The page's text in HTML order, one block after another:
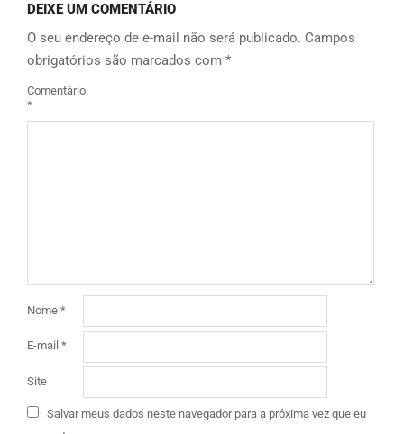
DEIXE UM COMENTÁRIO
O seu endereço de e-mail não será publicado. Campos
obrigatórios são marcados com *
Comentário
*
Nome *
E-mail *
Site
Salvar meus dados neste navegador para a próxima vez que eu